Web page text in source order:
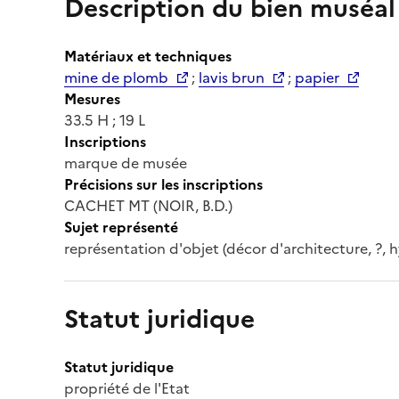
Description du bien muséal
Matériaux et techniques
mine de plomb
; lavis brun ; papier
Mesures
33.5 H ; 19 L
Inscriptions
marque de musée
Précisions sur les inscriptions
CACHET MT (NOIR, B.D.)
Sujet représenté
représentation d'objet (décor d'architecture, ?,
Statut juridique
Statut juridique
propriété de l'Etat